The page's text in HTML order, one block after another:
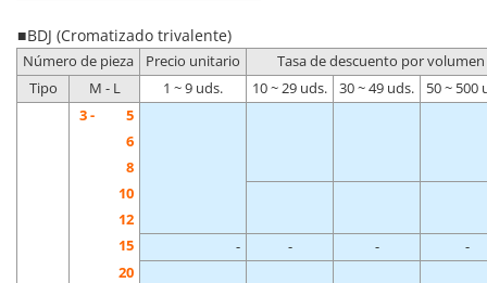
■ BDJ (Cromatizado trivalente)
Número de pieza Precio unitario
Tasa de descuento por volumen
Tipo
M - L 1 ~ 9 uds. 10 ~ 29 uds. 30 ~ 49 uds. 50 ~ 500
3 -
5
6
8
10
12
15
- - -
-
20